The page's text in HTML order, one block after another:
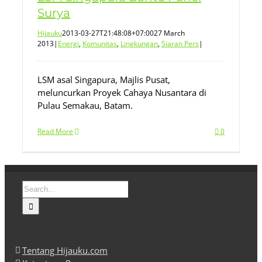
Surya
Hijauku2013-03-27T21:48:08+07:0027 March
2013| Energi, Komunitas, Lingkungan,Siaran Pers|
LSM asal Singapura, Majlis Pusat,
meluncurkan Proyek Cahaya Nusantara di
Pulau Semakau, Batam.
Read More 0
Search
for:
Tentang Hijauku.com